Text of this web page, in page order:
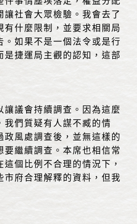
讓社會大眾檢驗。我會去了
有什麼限制，並要求相關局
。如果不是一個法令或是行
是捷運局主觀的認知，這部
議會持續調查。因為這麼
我們質疑有人謀不臧的情
政風處調查後，並無這樣的
要繼續調查。本席也相信常
這個比例不合理的情況下，
市府合理解釋的資料，但我